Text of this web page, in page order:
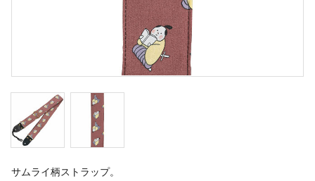
サムライ柄ストラップ。